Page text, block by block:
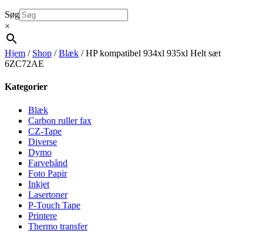
Søg
×
Hjem / Shop /Blæk / HP kompatibel 934xl 935xl Helt sæt
6ZC72AE
Kategorier
Blæk
Carbon ruller fax
CZ-Tape
Diverse
Dymo
Farvebånd
Foto Papir
Inkjet
Lasertoner
P-Touch Tape
Printere
Thermo transfer